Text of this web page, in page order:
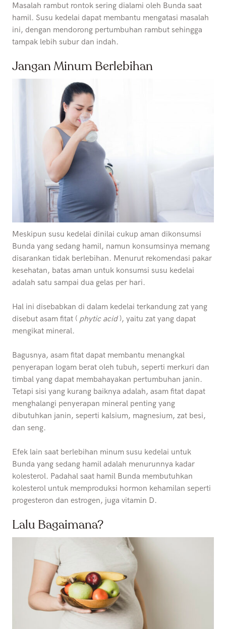
Masalah rambut rontok sering dialami oleh Bunda saat
hamil. Susu kedelai dapat membantu mengatasi masalah
ini, dengan mendorong pertumbuhan rambut sehingga
tampak lebih subur dan indah.
Jangan Minum Berlebihan
Meskipun susu kedelai dinilai cukup aman dikonsumsi
Bunda yang sedang hamil, namun konsumsinya memang
disarankan tidak berlebihan. Menurut rekomendasi pakar
kesehatan, batas aman untuk konsumsi susu kedelai
adalah satu sampai dua gelas per hari.
Hal ini disebabkan di dalam kedelai terkandung zat yang
disebut asam fitat ( phytic acid), yaitu zat yang dapat
mengikat mineral.
Bagusnya, asam fitat dapat membantu menangkal
penyerapan logam berat oleh tubuh, seperti merkuri dan
timbal yang dapat membahayakan pertumbuhan janin.
Tetapi sisi yang kurang baiknya adalah, asam fitat dapat
menghalangi penyerapan mineral penting yang
dibutuhkan janin, seperti kalsium, magnesium, zat besi,
dan seng.
Efek lain saat berlebihan minum susu kedelai untuk
Bunda yang sedang hamil adalah menurunnya kadar
kolesterol. Padahal saat hamil Bunda membutuhkan
kolesterol untuk memproduksi hormon kehamilan seperti
progesteron dan estrogen, juga vitamin D.
Lalu Bagaimana?